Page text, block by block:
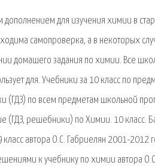
дополнением для изучения химии в
самопроверка, а в некоторых
домашего задания по химии. Все
для. Учебники за 10 класс по
по всем предметам школьной
(ГДЗ, решебники) по Химии. 10 класс.
автора О.С. Габриелян 2001-2012
к учебнику по химии автора